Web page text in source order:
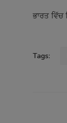
ਭਾਰਤ
Tags: